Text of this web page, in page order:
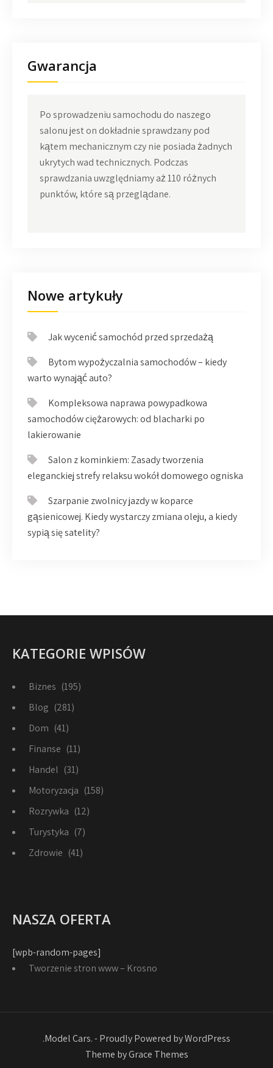
Gwarancja
Po sprowadzeniu samochodu do naszego
salonu jest on dokładnie sprawdzany pod
kątem mechanicznym czy nie posiada żadnych
ukrytych wad technicznych. Podczas
sprawdzania uwzględniamy aż 110 różnych
punktów, które są przeglądane.
Nowe artykuły
Jak wycenić samochód przed sprzedażą
Bytom wypożyczalnia samochodów – kiedy
warto wynająć auto?
Kompleksowa naprawa powypadkowa
samochodów ciężarowych: od blacharki po
lakierowanie
Salon z kominkiem: Zasady tworzenia
eleganckiej strefy relaksu wokół domowego ogniska
Szarpanie zwolnicy jazdy w koparce
gąsienicowej. Kiedy wystarczy zmiana oleju, a kiedy
sypią się satelity?
KATEGORIE WPISÓW
Biznes (195)
Blog (281)
Dom (41)
Finanse (11)
Handel (31)
Motoryzacja (158)
Rozrywka (12)
Turystyka (7)
Zdrowie (41)
NASZA OFERTA
[wpb-random-pages]
Tworzenie stron www – Krosno
.Model Cars. - Proudly Powered by WordPress
Theme by Grace Themes